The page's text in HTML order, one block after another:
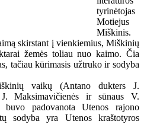
tyrinėtojas
Motiejus
Miškinis.
skirstant į vienkiemius, Miškinių
žemės toliau nuo kaimo. Čia
tačiau kūrimasis užtruko ir sodyba
vaikų (Antano dukters J.
Maksimavičienės ir sūnaus V.
padovanota Utenos rajono
sodyba yra Utenos kraštotyros